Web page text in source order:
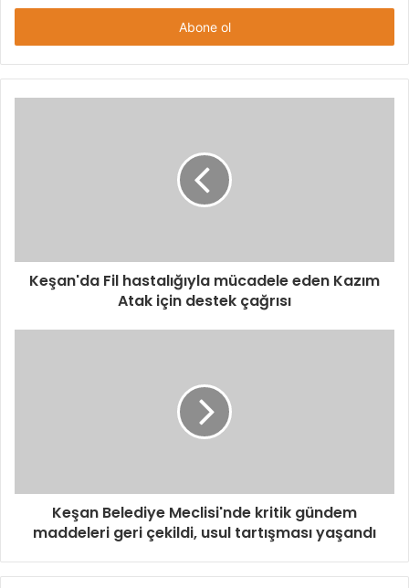
adresinizi
Keşan'da Fil hastalığıyla mücadele eden Kazım
Atak için destek çağrısı
Keşan Belediye Meclisi'nde kritik gündem
maddeleri geri çekildi, usul tartışması yaşandı